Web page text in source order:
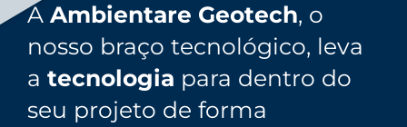
A Ambientare Geotech, o
nosso braço tecnológico, leva
a tecnologia para dentro do
seu projeto de forma